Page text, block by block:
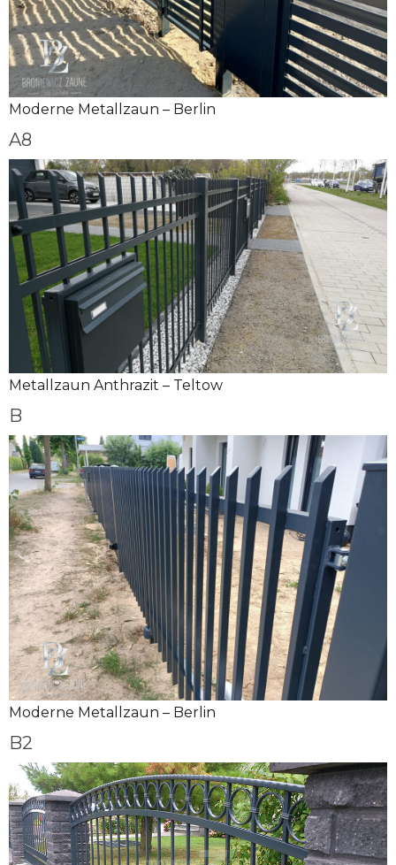
Moderne Metallzaun – Berlin
A8
Metallzaun Anthrazit – Teltow
B
Moderne Metallzaun – Berlin
B2